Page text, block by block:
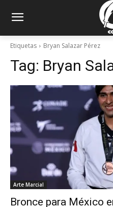
Etiquetas Bryan Salazar Pérez
Tag: Bryan
Arte Marcial
Bronce para México